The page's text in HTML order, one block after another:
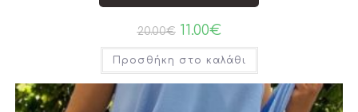
20.00€ 11.00€
Προσθήκη στο καλάθι